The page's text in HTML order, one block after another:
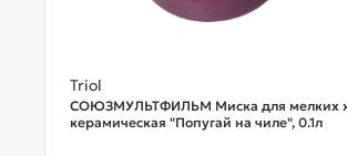
Triol
СОЮЗМУЛЬТФИЛЬМ Миска для мелких
керамическая "Попугай на чиле", 0.1л